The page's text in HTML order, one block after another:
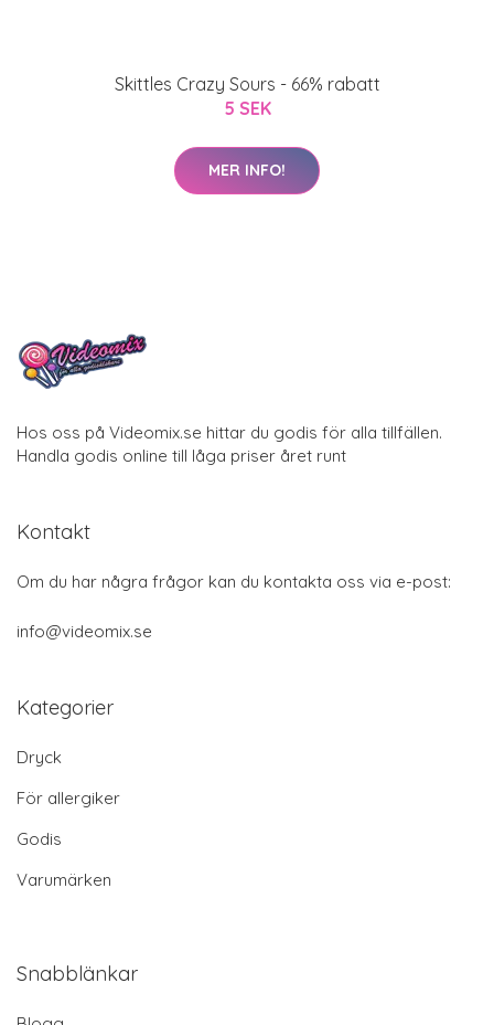
Skittles Crazy Sours - 66% rabatt
5 SEK
MER INFO!
Hos oss på Videomix.se hittar du godis för alla tillfällen.
Handla godis online till låga priser året runt
Kontakt
Om du har några frågor kan du kontakta oss via e-post:
info@videomix.se
Kategorier
Dryck
För allergiker
Godis
Varumärken
Snabblänkar